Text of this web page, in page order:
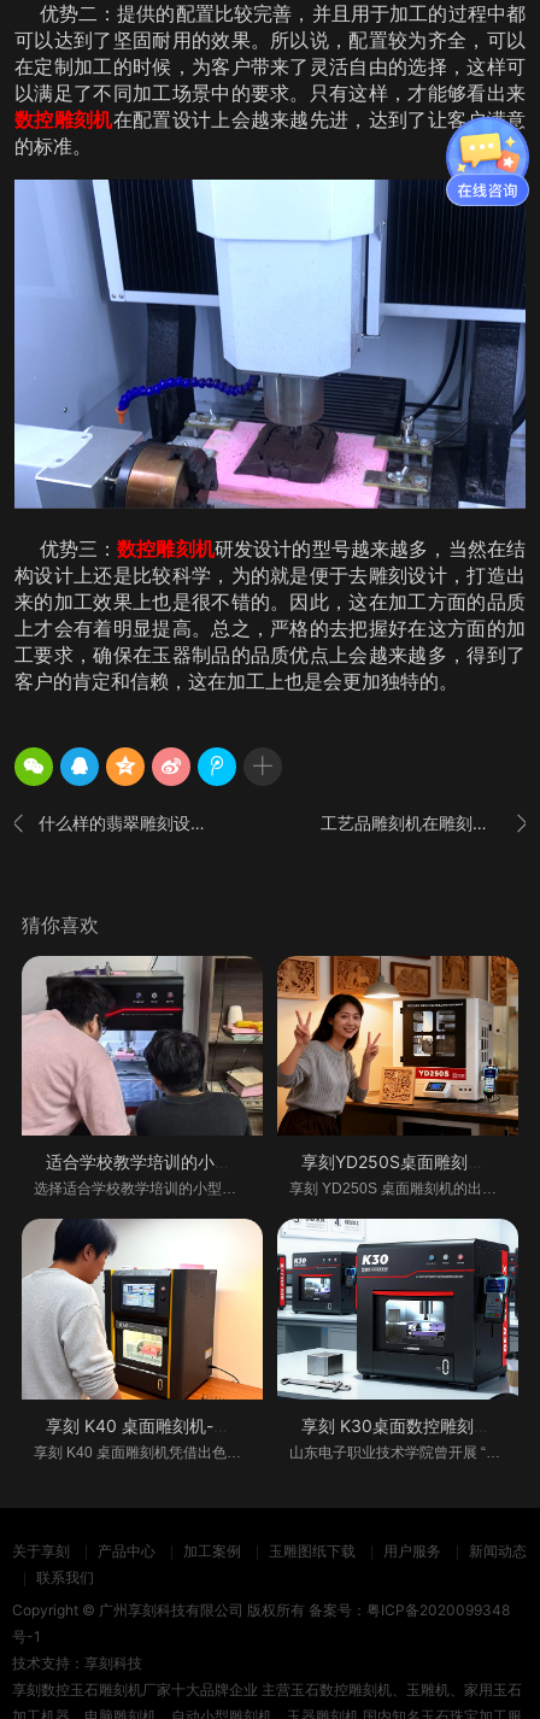
优势二：提供的配置比较完善，并且用于加工的过程中都
可以达到了坚固耐用的效果。所以说，配置较为齐全，可以
在定制加工的时候，为客户带来了灵活自由的选择，这样可
以满足了不同加工场景中的要求。只有这样，才能够看出来
数控雕刻机在配置设计上会越来越先进，达到了让客户满意
的标准。
优势三：数控雕刻机研发设计的型号越来越多，当然在结
构设计上还是比较科学，为的就是便于去雕刻设计，打造出
来的加工效果上也是很不错的。因此，这在加工方面的品质
上才会有着明显提高。总之，严格的去把握好在这方面的加
工要求，确保在玉器制品的品质优点上会越来越多，得到了
客户的肯定和信赖，这在加工上也是会更加独特的。
 什么样的翡翠雕刻设备在市场上备受畅销 
工艺品雕刻机在雕刻加工方面有哪些特点
猜你喜欢
选择适合学校教学培训的小型桌面雕刻机，需综 享刻 YD250S 桌面雕刻机的出现，打破了这一困境
享刻 K40 桌面雕刻机凭借出色性能，在多个行业大 山东电子职业技术学院曾开展 “雕刻机使用实践
关于享刻 产品中心 加工案例 玉雕图纸下载 用户服务
新闻动态
联系我们
Copyright © 广州享刻科技有限公司 版权所有 备案号： 粤ICP备2020099348
号-1
技术支持： 享刻科技
享刻数控玉石雕刻机厂家十大品牌企业 主营玉石数控雕刻机、玉雕机、家用玉石